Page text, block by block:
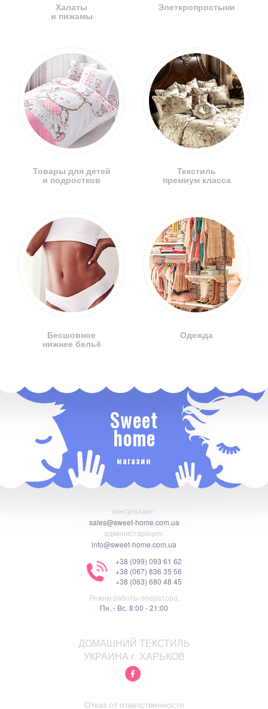
Халаты
и пижамы
Товары для детей
и подростков
Бесшовное
нижнее бельё
Элеткропростыни
Текстиль
премиум класса
Одежда
Sweet
home
магазин
консультант:
sales@sweet-home.com.ua
администарация:
info@sweet-home.com.ua
+38 (099) 093 61 62
+38 (067) 836 35 56
+38 (063) 680 48 45
Режим работы оператора:
Пн. - Вс. 8:00 - 21:00
ДОМАШНИЙ ТЕКСТИЛЬ
УКРАИНА г. ХАРЬКОВ
Отказ от ответственности